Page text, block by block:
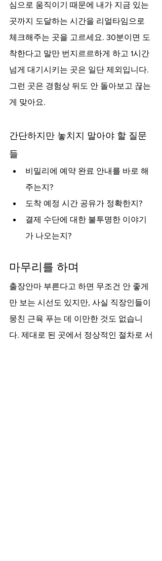
심으로 움직이기 때문에 내가 지금 있는
곳까지 도달하는 시간을 리얼타임으로
체크해주는 곳을 고르세요. 30분이면 도
착한다고 말만 번지르르하게 하고 1시간
넘게 대기시키는 곳은 일단 제외입니다.
그런 곳은 경험상 뒤도 안 돌아보고 끊는
게 맞아요.
간단하지만 놓치지 말아야 할 질문
들
비밀리에 예약 완료 안내를 바로 해
주는지?
도착 예정 시간 공유가 정확한지?
결제 수단에 대한 불투명한 이야기
가 나오는지?
마무리를 하며
출장안마 부른다고 하면 무조건 안 좋게
만 보는 시선도 있지만, 사실 직장인들이
뭉친 근육 푸는 데 이만한 것도 없습니
다. 제대로 된 곳에서 정상적인 절차로 서